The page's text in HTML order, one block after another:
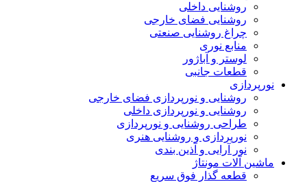
روشنایی داخلی
روشنایی فضای خارجی
چراغ روشنایی صنعتی
منابع نوری
لوستر و آباژور
قطعات جانبی
نورپردازی
روشنایی و نورپردازی فضای خارجی
روشنایی و نورپردازی داخلی
طراحی روشنایی و نورپردازی
نورپردازی و روشنایی هنری
نور آرایی و آذین بندی
ماشین آلات مونتاژ
قطعه گذار فوق سریع